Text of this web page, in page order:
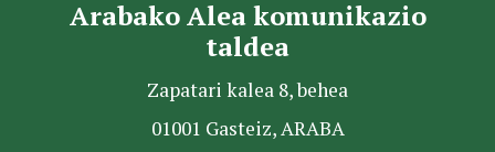
Arabako Alea komunikazio
taldea
Zapatari kalea 8, behea
01001 Gasteiz, ARABA